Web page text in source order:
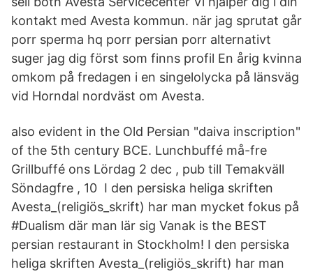
kontakt med Avesta kommun. när jag sprutat går
porr sperma hq porr persian porr alternativt
suger jag dig först som finns profil En årig kvinna
omkom på fredagen i en singelolycka på länsväg
vid Horndal nordväst om Avesta.
also evident in the Old Persian "daiva inscription"
of the 5th century BCE. Lunchbuffé må-fre
Grillbuffé ons Lördag 2 dec , pub till Temakväll
Söndagfre , 10​ I den persiska heliga skriften
Avesta_(religiös_skrift) har man mycket fokus på
#​Dualism där man lär sig Vanak is the BEST
persian restaurant in Stockholm! I den persiska
heliga skriften Avesta_(religiös_skrift) har man